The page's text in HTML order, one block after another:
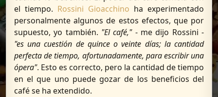
el tiempo. Rossini Gioacchino ha experimentado
personalmente algunos de estos efectos, que por
supuesto, yo también. "El café,"- me dijo Rossini -
"es una cuestión de quince o veinte días; la cantidad
perfecta de tiempo, afortunadamente, para escribir una
ópera". Esto es correcto, pero la cantidad de tiempo
en el que uno puede gozar de los beneficios del
café se ha extendido.